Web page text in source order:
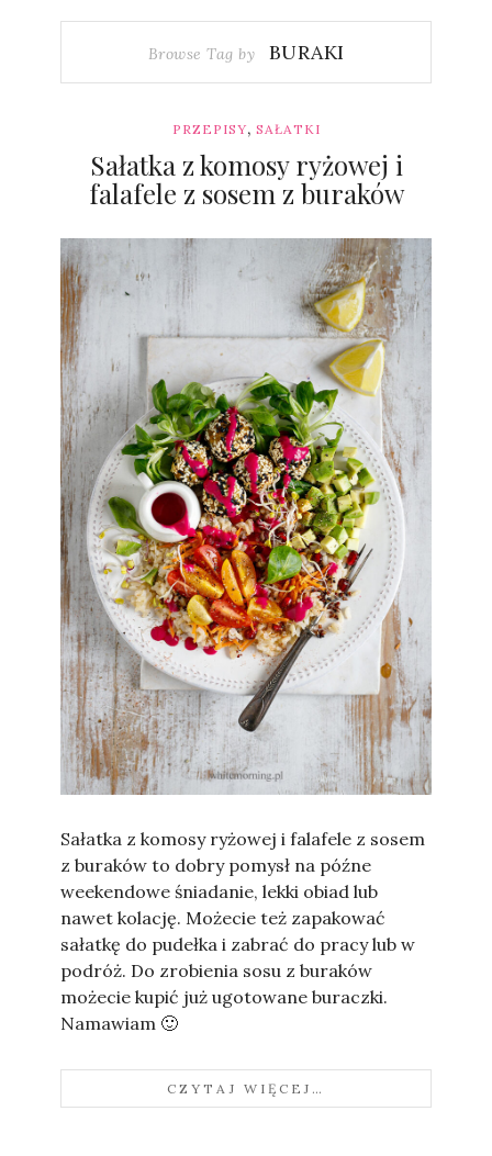
Browse Tag by BURAKI
PRZEPISY, SAŁATKI
Sałatka z komosy ryżowej i
falafele z sosem z buraków
Sylwia
Sałatka z komosy ryżowej i falafele z sosem
z buraków to dobry pomysł na późne
weekendowe śniadanie, lekki obiad lub
nawet kolację. Możecie też zapakować
sałatkę do pudełka i zabrać do pracy lub w
podróż. Do zrobienia sosu z buraków
możecie kupić już ugotowane buraczki.
Namawiam 🙂
CZYTAJ WIĘCEJ…